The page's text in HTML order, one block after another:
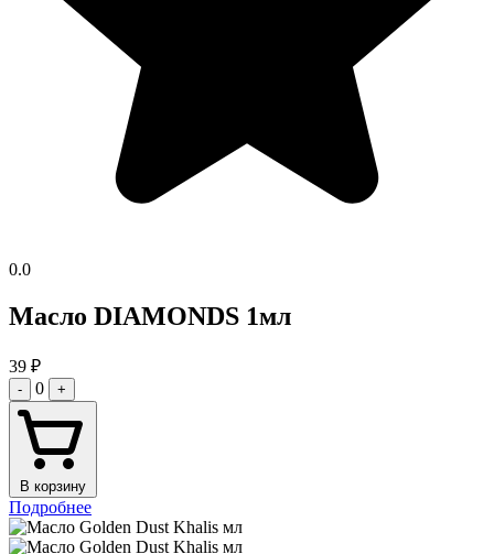
0.0
Масло DIAMONDS 1мл
39 ₽
- 0 +
В корзину
Подробнее